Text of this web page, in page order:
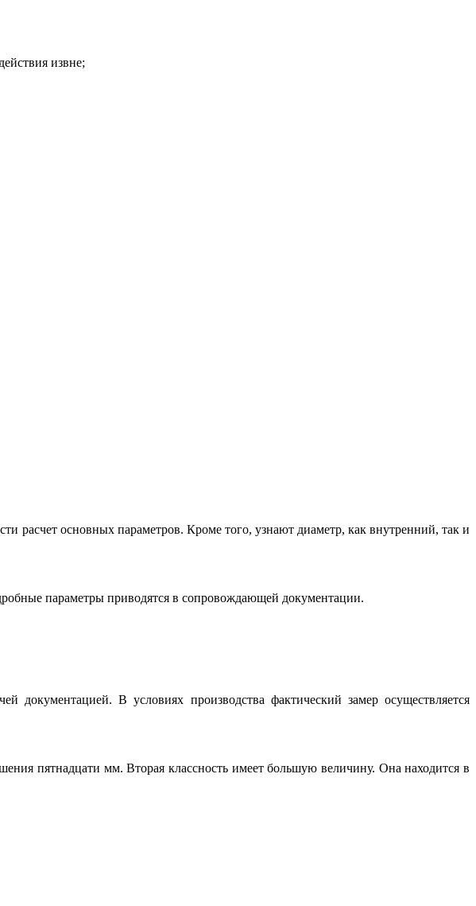
извне;
расчет основных параметров. Кроме того, узнают диаметр, как внутренний, так и
параметры приводятся в сопровождающей документации.
В условиях производства фактический замер осуществляется
пятнадцати мм. Вторая классность имеет большую величину. Она находится в